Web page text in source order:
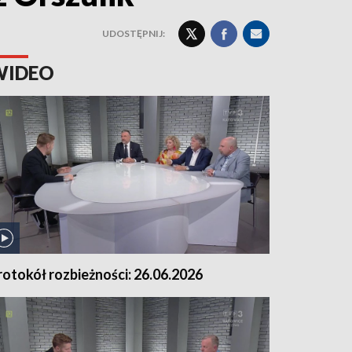
UDOSTĘPNIJ:
rozbieżności: 26.06.2026